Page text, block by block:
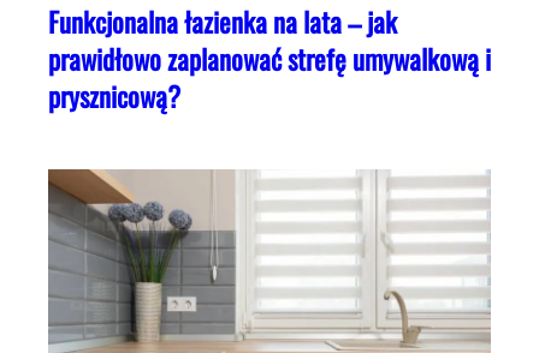
Funkcjonalna łazienka na lata – jak
prawidłowo zaplanować strefę umywalkową i
prysznicową?